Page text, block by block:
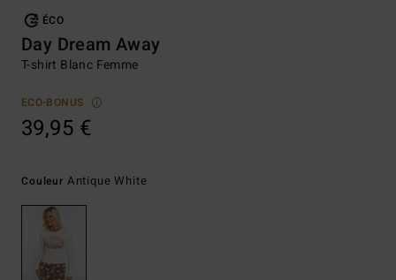
ÉCO
Day Dream Away
T-shirt Blanc Femme
ECO-BONUS
39,95 €
Couleur Antique White